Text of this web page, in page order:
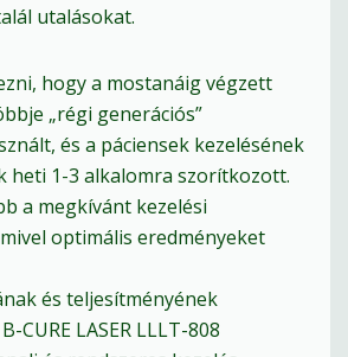
utalásokat.
hogy a mostanáig végzett
„régi generációs”
és a páciensek kezelésének
heti 1-3 alkalomra szorítkozott.
a megkívánt kezelési
optimális eredményeket
és teljesítményének
CURE LASER LLLT-808